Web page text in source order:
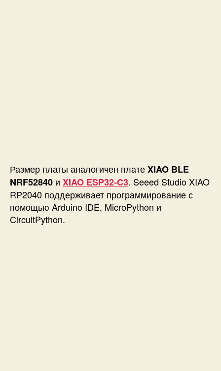
2
0
0
Размер платы аналогичен платеXIAO BLE
NRF52840 и XIAO ESP32-C3. Seeed Studio XIAO
RP2040 поддерживает программирование с
помощью Arduino IDE, MicroPython и
CircuitPython.